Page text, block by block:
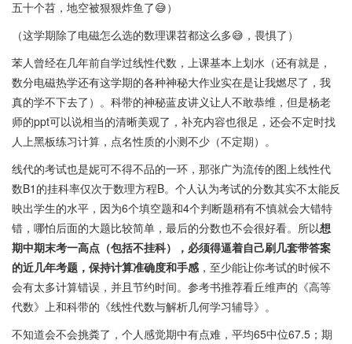
五十个苕，地空被狠狠炸鱼了😅）
（这学期除了电磁怎么选的数理课苕都这么多😅，畏惧了）
苯人曾经在几年前自学过线性代数，上课基本上划水（还有就是，
数分电磁热学还有这学期的各种神秘大作业实在是让我燃尽了，我
真的学不下去了）。科带的神秘蓝皮讲义让人不敢恭维，但是杨老
师的ppt可以说相当的清晰美观了，补充内容也很足，还会不定时找
人上黑板练习计算，点名性质的小测不少（不定期）。
线代的考试也是妮可不得不品的一环，那张广为流传的图上线性代
数B1的挂科率仅次于数理方程B。个人认为考试的分数其实不太能反
映出学生的水平，因为6个填空题和4个判断题稍有不慎就会大错特
错，哪怕后面的大题比较简单，最后的分数也不会很好看。所以想
期中期末考一高点（包括不挂科），必须得逼着自己刷几套带答案
的近几年考题，保持计算准确度和手感 ，至少能让你考试的时候不
会有太多计算错误，并且节约时间。参考书推荐看丘维声的《高等
代数》上和科带的《线性代数与解析几何学习辅导》。
不知道会不会挑粪了，个人感觉期中有点难，平均65中位67.5；期